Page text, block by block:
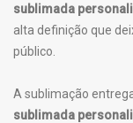
sublimada
alta definição que
público.
A sublimação
sublimada